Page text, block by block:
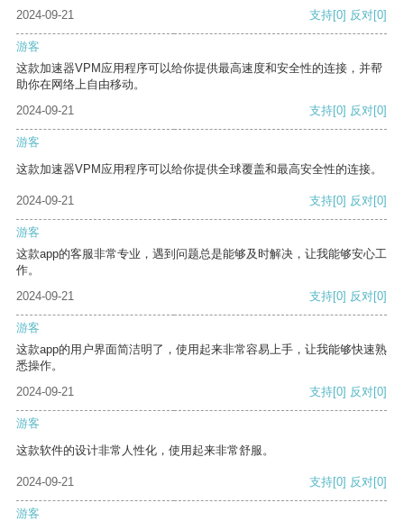
2024-09-21
支持[0] 反对[0]
游客
这款加速器VPM应用程序可以给你提供最高速度和安全性的连接，并帮
助你在网络上自由移动。
2024-09-21
支持[0] 反对[0]
游客
这款加速器VPM应用程序可以给你提供全球覆盖和最高安全性的连接。
2024-09-21 支持[0] 反对[0]
游客
这款app的客服非常专业，遇到问题总是能够及时解决，让我能够安心工
作。
2024-09-21
支持[0] 反对[0]
游客
这款app的用户界面简洁明了，使用起来非常容易上手，让我能够快速熟
悉操作。
2024-09-21
支持[0] 反对[0]
游客
这款软件的设计非常人性化，使用起来非常舒服。
2024-09-21 支持[0] 反对[0]
游客